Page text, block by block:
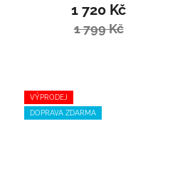
1 720 Kč
1 799 Kč
VÝPRODEJ
DOPRAVA ZDARMA